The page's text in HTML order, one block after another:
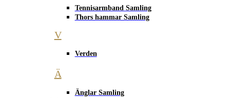
Tennisarmband Samling
Thors hammar Samling
V
Verden
Ä
Änglar Samling